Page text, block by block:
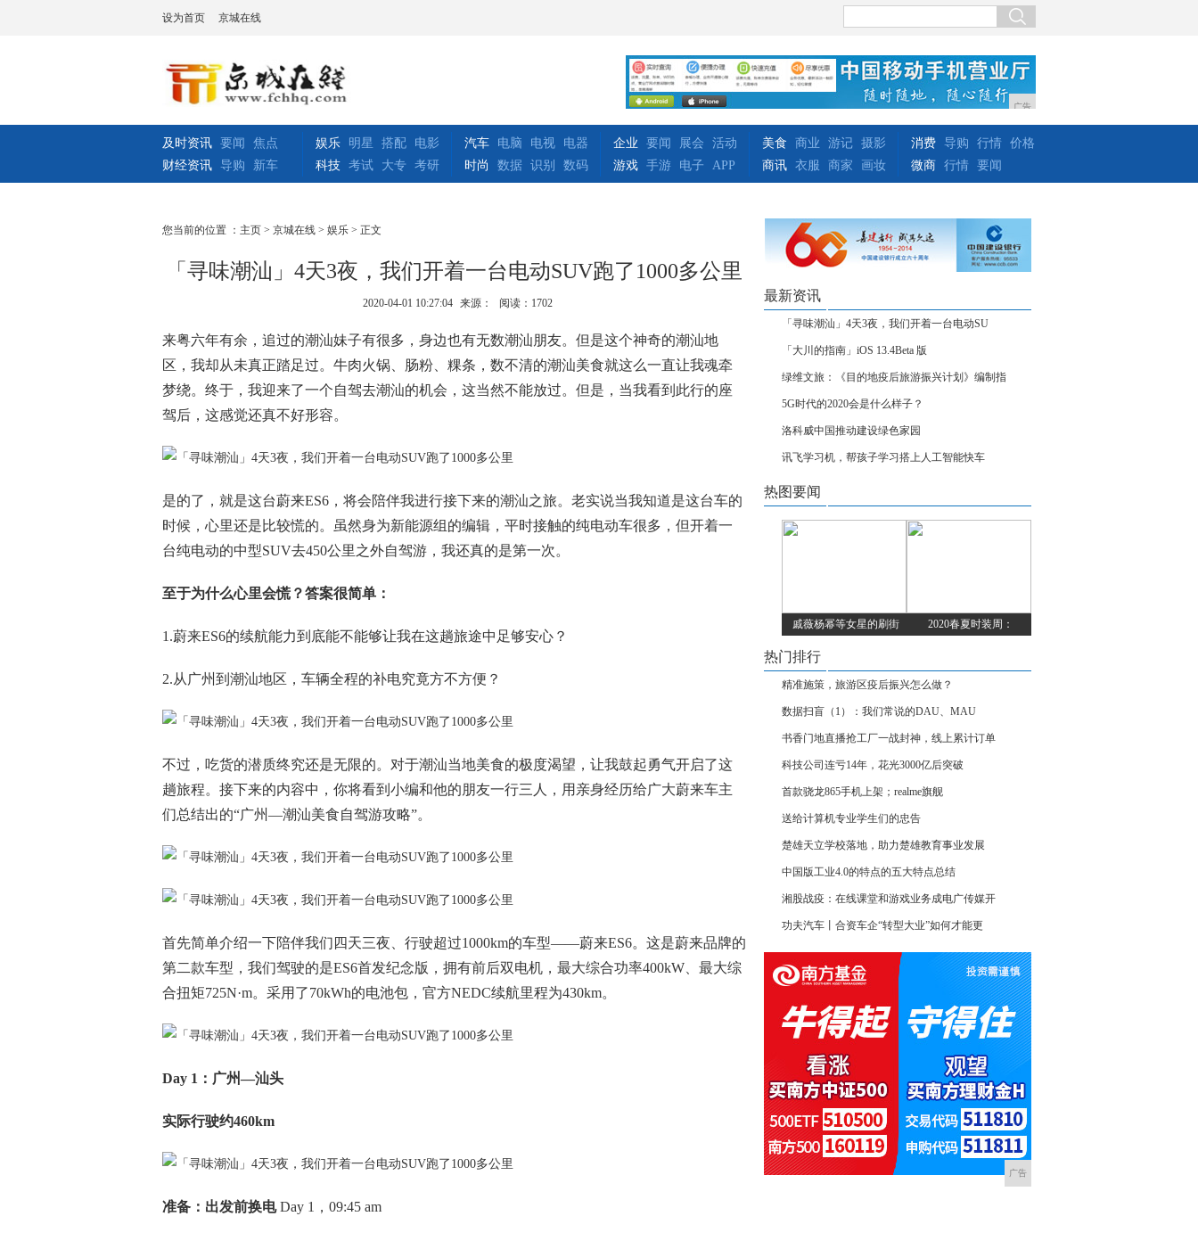
设为首页 京城在线
广告
及时资讯 要闻
焦点
财经资讯 导购 新车
娱乐 明星 搭配
电影
科技 考试 大专 考研
汽车 电脑 电视
电器
时尚
数据 识别 数码
企业 要闻 展会
活动
游戏 手游 电子 APP
美食 商业 游记 摄影
商讯 衣服 商家 画妆
消费 导购 行情 价格
微商 行情 要闻
您当前的位置 ： 主页 > 京城在线 > 娱乐 > 正文
「寻味潮汕」4天3夜，我们开着一台电动SUV跑了1000多公里
2020-04-01 10:27:04 来源： 阅读：1702
来粤六年有余，追过的潮汕妹子有很多，身边也有无数潮汕朋友。但是这个神奇的潮汕地
区，我却从未真正踏足过。牛肉火锅、肠粉、粿条，数不清的潮汕美食就这么一直让我魂牵
梦绕。终于，我迎来了一个自驾去潮汕的机会，这当然不能放过。但是，当我看到此行的座
驾后，这感觉还真不好形容。
是的了，就是这台蔚来ES6，将会陪伴我进行接下来的潮汕之旅。老实说当我知道是这台车的
时候，心里还是比较慌的。虽然身为新能源组的编辑，平时接触的纯电动车很多，但开着一
台纯电动的中型SUV去450公里之外自驾游，我还真的是第一次。
至于为什么心里会慌？答案很简单：
1.蔚来ES6的续航能力到底能不能够让我在这趟旅途中足够安心？
2.从广州到潮汕地区，车辆全程的补电究竟方不方便？
不过，吃货的潜质终究还是无限的。对于潮汕当地美食的极度渴望，让我鼓起勇气开启了这
趟旅程。接下来的内容中，你将看到小编和他的朋友一行三人，用亲身经历给广大蔚来车主
们总结出的“广州—潮汕美食自驾游攻略”。
首先简单介绍一下陪伴我们四天三夜、行驶超过1000km的车型——蔚来ES6。这是蔚来品牌的
第二款车型，我们驾驶的是ES6首发纪念版，拥有前后双电机，最大综合功率400kW、最大综
合扭矩725N·m。采用了70kWh的电池包，官方NEDC续航里程为430km。
Day 1：广州—汕头
实际行驶约460km
准备：出发前换电Day 1，09:45 am
最新资讯
「寻味潮汕」4天3夜，我们开着一台电动SU
「大川的指南」iOS 13.4Beta 版
绿维文旅：《目的地疫后旅游振兴计划》编制指
5G时代的2020会是什么样子？
洛科威中国推动建设绿色家园
讯飞学习机，帮孩子学习搭上人工智能快车
热图要闻
戚薇杨幂等女星的刷街 2020春夏时装周：
热门排行
精准施策，旅游区疫后振兴怎么做？
数据扫盲（1）：我们常说的DAU、MAU
书香门地直播抢工厂一战封神，线上累计订单
科技公司连亏14年，花光3000亿后突破
首款骁龙865手机上架；realme旗舰
送给计算机专业学生们的忠告
楚雄天立学校落地，助力楚雄教育事业发展
中国版工业4.0的特点的五大特点总结
湘股战疫：在线课堂和游戏业务成电广传媒开
功夫汽车丨合资车企“转型大业”如何才能更
广告